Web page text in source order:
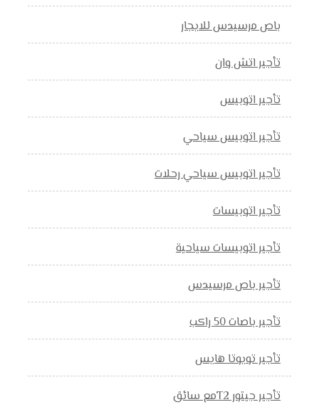
باص مرسيدس للايجار
تأجير اتش وان
تأجير اتوبيس
تأجير اتوبيس سياحي
تأجير اتوبيس سياحي رحلات
تأجير اتوبيسات
تأجير اتوبيسات سياحية
تأجير باص مرسيدس
تأجير باصات 50 راكب
تأجير تويوتا هايس
تأجير جيتور T2مع سائق